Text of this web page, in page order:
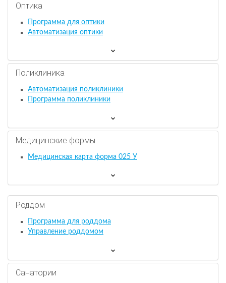
Оптика
Программа для оптики
Автоматизация оптики
Поликлиника
Автоматизация поликлиники
Программа поликлиники
Медицинские формы
Медицинская карта форма 025 У
Роддом
Программа для роддома
Управление роддомом
Санатории